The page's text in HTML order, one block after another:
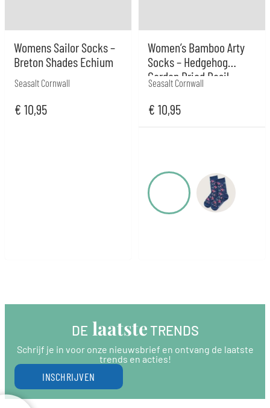
Womens Sailor Socks –
Breton Shades Echium
Seasalt Cornwall
€ 10,95
Women’s Bamboo Arty
Socks – Hedgehog
Garden Dried Basil
Seasalt Cornwall
€ 10,95
DE laatste TRENDS
Schrijf je in voor onze nieuwsbrief en ontvang de laatste
trends en acties!
INSCHRIJVEN